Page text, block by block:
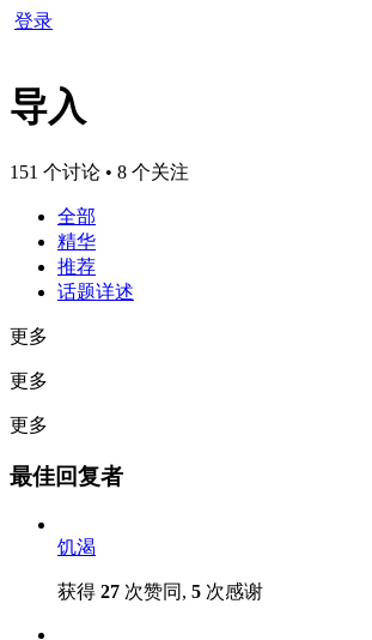
登录
导入
151 个讨论 • 8 个关注
全部
精华
推荐
话题详述
更多
更多
更多
最佳回复者
饥渴
获得 27 次赞同, 5 次感谢